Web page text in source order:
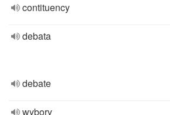
contituency
debata
debate
wybory